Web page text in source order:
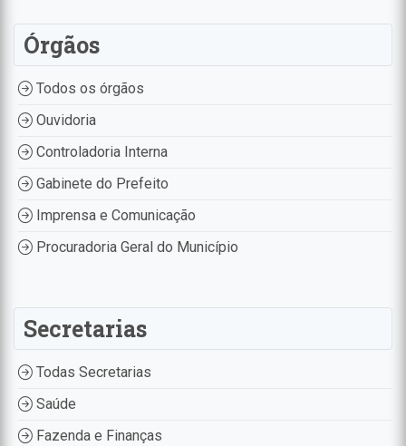
Órgãos
Todos os órgãos
Ouvidoria
Controladoria Interna
Gabinete do Prefeito
Imprensa e Comunicação
Procuradoria Geral do Município
Secretarias
Todas Secretarias
Saúde
Fazenda e Finanças